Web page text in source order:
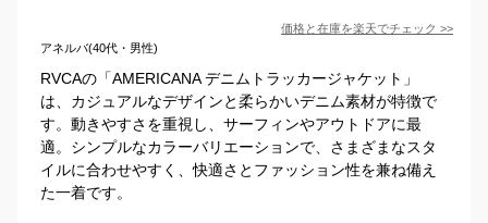
価格と在庫を楽天でチェック >>
アネルバ(40代・男性)
RVCAの「AMERICANA デニムトラッカージャケット」
は、カジュアルなデザインと柔らかいデニム素材が特徴で
す。動きやすさを重視し、サーフィンやアウトドアに最
適。シンプルなカラーバリエーションで、さまざまなスタ
イルに合わせやすく、快適さとファッション性を兼ね備え
た一着です。